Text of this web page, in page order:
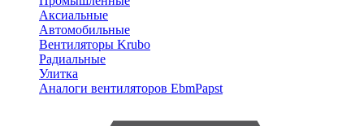
Аксиальные
Автомобильные
Вентиляторы Krubo
Радиальные
Улитка
Аналоги вентиляторов EbmPapst